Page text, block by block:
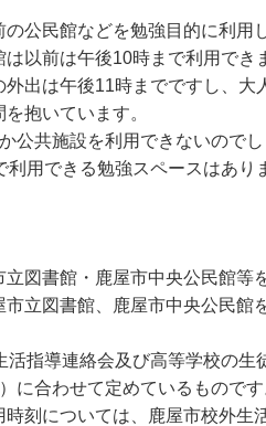
公民館などを勉強目的に利
以前は午後10時まで利用でき
出は午後11時までですし、
抱いています。
公共施設を利用できないのでし
用できる勉強スペースはあり
図書館・鹿屋市中央公民館等
立図書館、鹿屋市中央公民
活指導連絡会及び高等学校の
に合わせて定めているものです
刻については、鹿屋市校外